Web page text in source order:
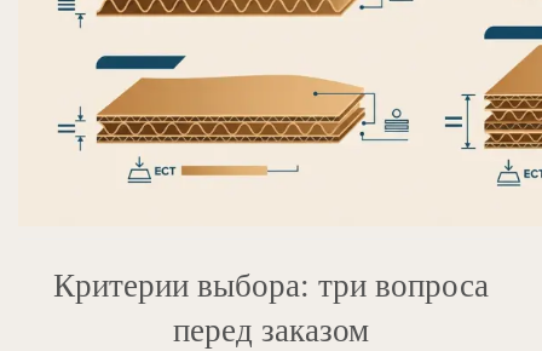
Критерии выбора: три вопроса
перед заказом